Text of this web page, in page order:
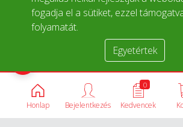
fogadja el a sütiket, ezzel
folyamatát.
Egyetértek
Honlap
0
Kedvencek
Bejelentkezés
Termékek összehasonlítása